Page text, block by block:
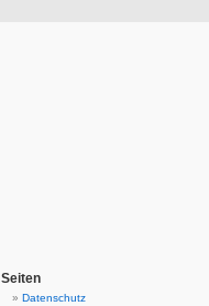
Seiten
Datenschutz